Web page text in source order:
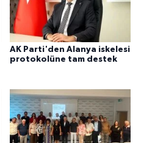
AK Parti'den Alanya iskelesi
protokolüne tam destek